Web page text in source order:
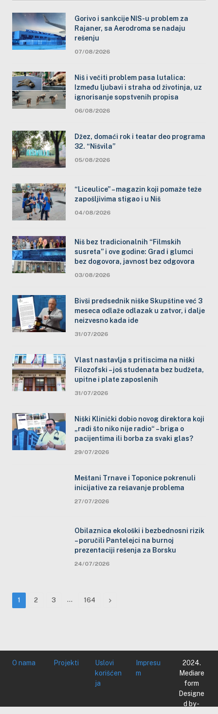
Gorivo i sankcije NIS-u problem za
Rajaner, sa Aerodroma se nadaju
rešenju
07/08/2026
Niš i večiti problem pasa lutalica:
Između ljubavi i straha od životinja, uz
ignorisanje sopstvenih propisa
06/08/2026
Džez, domaći rok i teatar deo programa
32. “Nišvila”
05/08/2026
“Liceulice” – magazin koji pomaže teže
zapošljivima stigao i u Niš
04/08/2026
Niš bez tradicionalnih “Filmskih
susreta” i ove godine: Grad i glumci
bez dogovora, javnost bez odgovora
03/08/2026
Bivši predsednik niške Skupštine već 3
meseca odlaže odlazak u zatvor, i dalje
neizvesno kada ide
31/07/2026
Vlast nastavlja s pritiscima na niški
Filozofski – još studenata bez budžeta,
upitne i plate zaposlenih
31/07/2026
Niški Klinički dobio novog direktora koji
„radi što niko nije radio“ – briga o
pacijentima ili borba za svaki glas?
29/07/2026
Meštani Trnave i Toponice pokrenuli
inicijative za rešavanje problema
27/07/2026
Obilaznica ekološki i bezbednosni rizik
– poručili Pantelejci na burnoj
prezentaciji rešenja za Borsku
24/07/2026
1 2 3 … 164 Next
O nama Projekti
Uslovi
korišćen
ja
Impresu
m
2024.
Mediare
form
Designe
d by -